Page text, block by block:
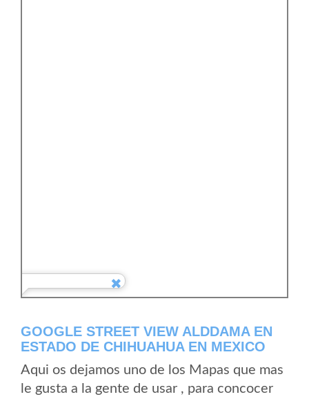
GOOGLE STREET VIEW ALDDAMA EN
ESTADO DE CHIHUAHUA EN MEXICO
Aqui os dejamos uno de los Mapas que mas
le gusta a la gente de usar , para concocer